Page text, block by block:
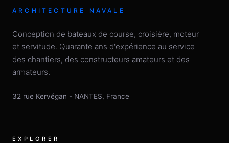
ARCHITECTURE NAVALE
Conception de bateaux de course, croisière, moteur
et servitude. Quarante ans d'expérience au service
des chantiers, des constructeurs amateurs et des
armateurs.
32 rue Kervégan - NANTES, France
EXPLORER